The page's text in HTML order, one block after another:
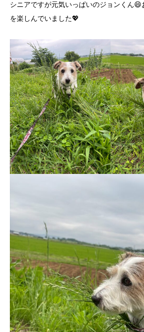
シニアですが元気いっぱいのジョンくん
を楽しんでいました💖